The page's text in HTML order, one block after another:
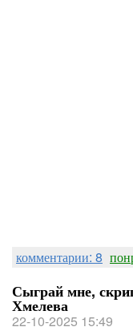
комментарии: 8
Сыграй мне,
Хмелева
22-10-2025 15:49